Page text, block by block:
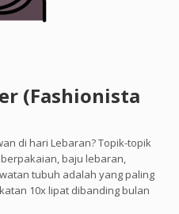
(Fashionista
di hari Lebaran? Topik-topik
baju lebaran,
tubuh adalah yang paling
10x lipat dibanding bulan